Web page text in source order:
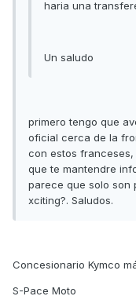
haria una
Un saludo
primero tengo que
oficial cerca de la
con estos franceses,
que te mantendre
parece que solo son
xciting?. Saludos.
Concesionario Kymco
S-Pace Moto